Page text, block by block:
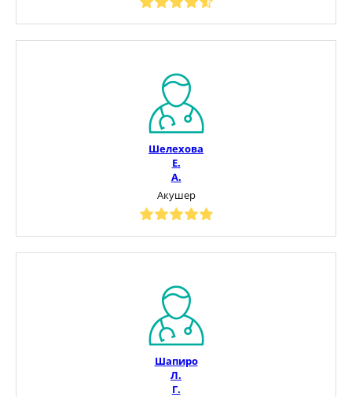
Шелехова
Е.
А.
Акушер
Шапиро
Л.
Г.